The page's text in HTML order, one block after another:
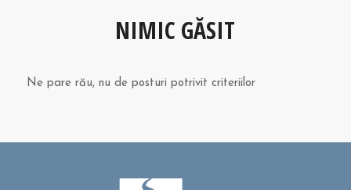
NIMIC GĂSIT
Ne pare rău, nu de posturi potrivit criteriilor